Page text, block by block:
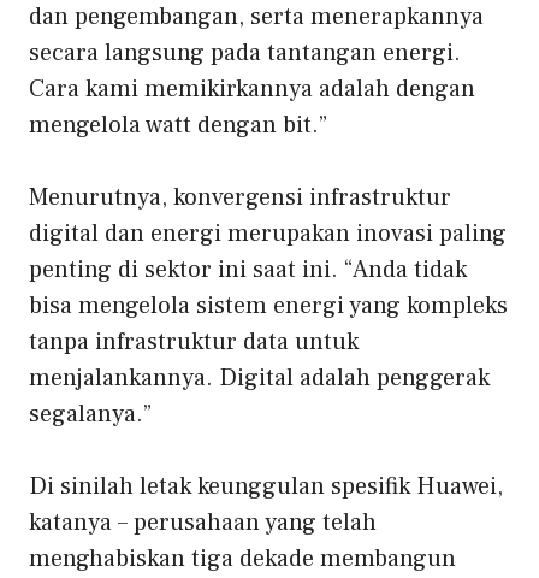
dan pengembangan, serta menerapkannya
secara langsung pada tantangan energi.
Cara kami memikirkannya adalah dengan
mengelola watt dengan bit.”
Menurutnya, konvergensi infrastruktur
digital dan energi merupakan inovasi paling
penting di sektor ini saat ini. “Anda tidak
bisa mengelola sistem energi yang kompleks
tanpa infrastruktur data untuk
menjalankannya. Digital adalah penggerak
segalanya.”
Di sinilah letak keunggulan spesifik Huawei,
katanya – perusahaan yang telah
menghabiskan tiga dekade membangun